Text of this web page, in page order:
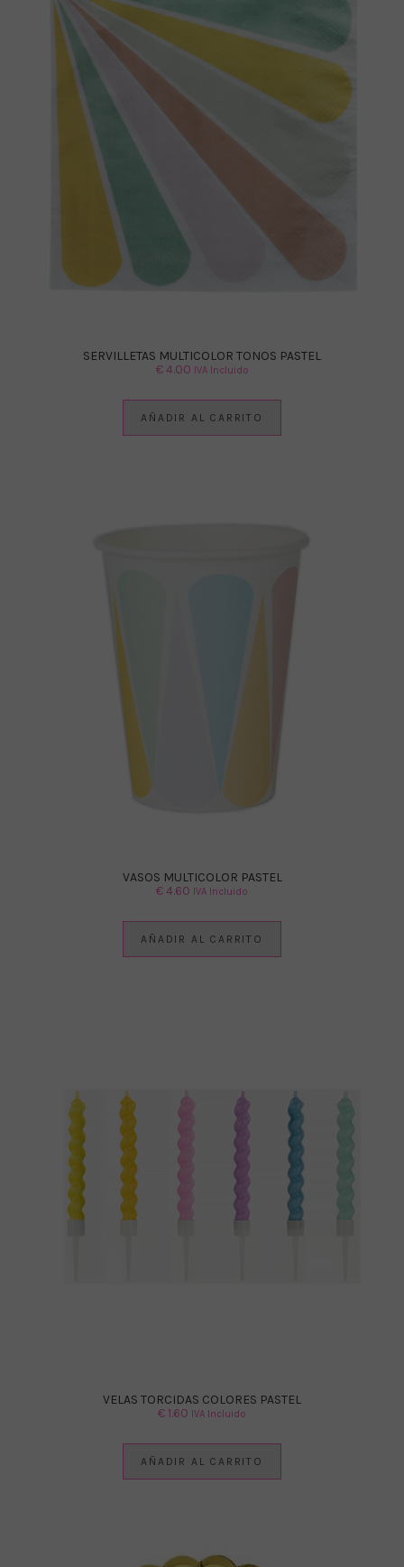
SERVILLETAS MULTICOLOR TONOS PASTEL
€4.00 IVA Incluido
AÑADIR AL CARRITO
VASOS MULTICOLOR PASTEL
€4.60 IVA Incluido
AÑADIR AL CARRITO
VELAS TORCIDAS COLORES PASTEL
€1.60 IVA Incluido
AÑADIR AL CARRITO